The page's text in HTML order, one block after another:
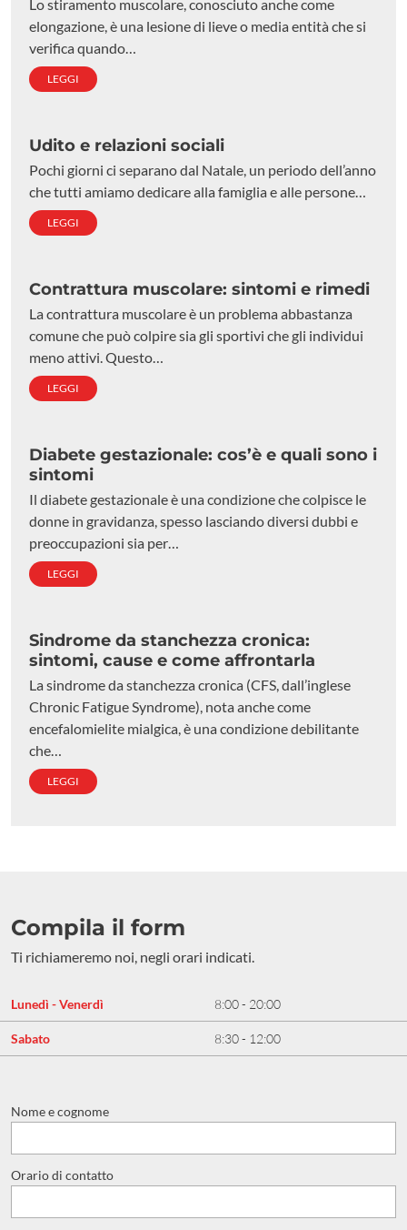
Lo stiramento muscolare, conosciuto anche come
elongazione, è una lesione di lieve o media entità che si
verifica quando…
LEGGI
Udito e relazioni sociali
Pochi giorni ci separano dal Natale, un periodo dell’anno
che tutti amiamo dedicare alla famiglia e alle persone…
LEGGI
Contrattura muscolare: sintomi e rimedi
La contrattura muscolare è un problema abbastanza
comune che può colpire sia gli sportivi che gli individui
meno attivi. Questo…
LEGGI
Diabete gestazionale: cos’è e quali sono i
sintomi
Il diabete gestazionale è una condizione che colpisce le
donne in gravidanza, spesso lasciando diversi dubbi e
preoccupazioni sia per…
LEGGI
Sindrome da stanchezza cronica:
sintomi, cause e come affrontarla
La sindrome da stanchezza cronica (CFS, dall’inglese
Chronic Fatigue Syndrome), nota anche come
encefalomielite mialgica, è una condizione debilitante
che…
LEGGI
Compila il form
Ti richiameremo noi, negli orari indicati.
Lunedì - Venerdì 8:00 - 20:00
Sabato 8:30 - 12:00
Nome e cognome
Orario di contatto